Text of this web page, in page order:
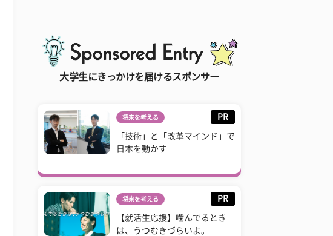
大学生にきっかけを届けるスポンサー
将来を考える PR
「技術」と「改革マインド」で
日本を動かす
将来を考える PR
【就活生応援】噛んでるとき
は、うつむきづらいよ。